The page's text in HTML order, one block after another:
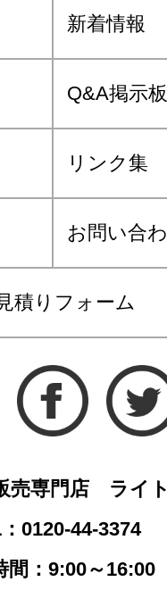
新着情報
Q&A掲示板
リンク集
お問い合
積りフォーム
売専門店 ライ
0120-44-3374
間：9:00～16:00